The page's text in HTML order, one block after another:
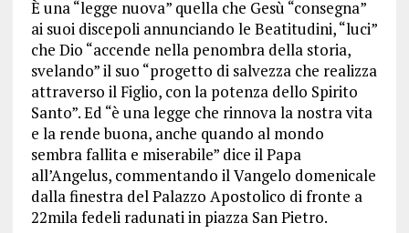
È una “legge nuova” quella che Gesù “consegna”
ai suoi discepoli annunciando le Beatitudini, “luci”
che Dio “accende nella penombra della storia,
svelando” il suo “progetto di salvezza che realizza
attraverso il Figlio, con la potenza dello Spirito
Santo”. Ed “è una legge che rinnova la nostra vita
e la rende buona, anche quando al mondo
sembra fallita e miserabile” dice il Papa
all’Angelus, commentando il Vangelo domenicale
dalla finestra del Palazzo Apostolico di fronte a
22mila fedeli radunati in piazza San Pietro.